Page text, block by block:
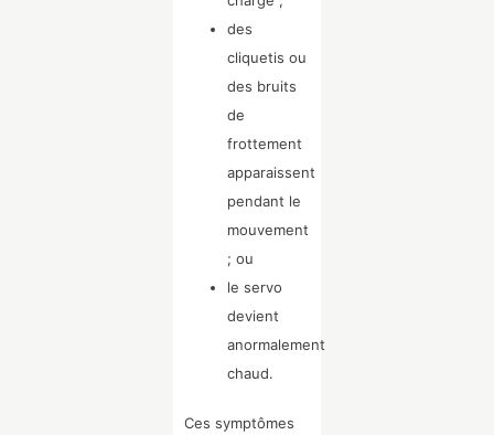
des
cliquetis ou
des bruits
de
frottement
apparaissent
pendant le
mouvement
; ou
le servo
devient
anormalement
chaud.
Ces symptômes